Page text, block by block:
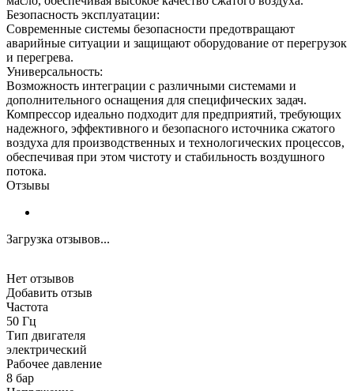
Безопасность эксплуатации:
Современные системы безопасности предотвращают
аварийные ситуации и защищают оборудование от перегрузок
и перегрева.
Универсальность:
Возможность интеграции с различными системами и
дополнительного оснащения для специфических задач.
Компрессор идеально подходит для предприятий, требующих
надежного, эффективного и безопасного источника сжатого
воздуха для производственных и технологических процессов,
обеспечивая при этом чистоту и стабильность воздушного
потока.
Отзывы
Загрузка отзывов...
Нет отзывов
Добавить отзыв
Частота
50 Гц
Тип двигателя
электрический
Рабочее давление
8 бар